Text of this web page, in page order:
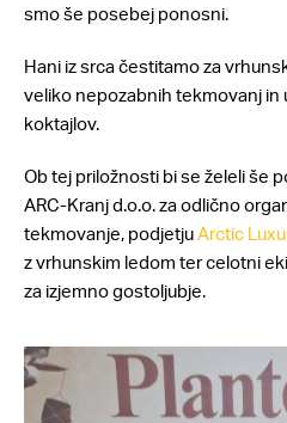
smo še posebej ponosni.
Hani iz srca čestitamo za
veliko nepozabnih tekmovanj in
koktajlov.
Ob tej priložnosti bi se želeli še
ARC-Kranj d.o.o. za odlično
tekmovanje, podjetjuArctic
z vrhunskim ledom ter celotni
za izjemno gostoljubje.